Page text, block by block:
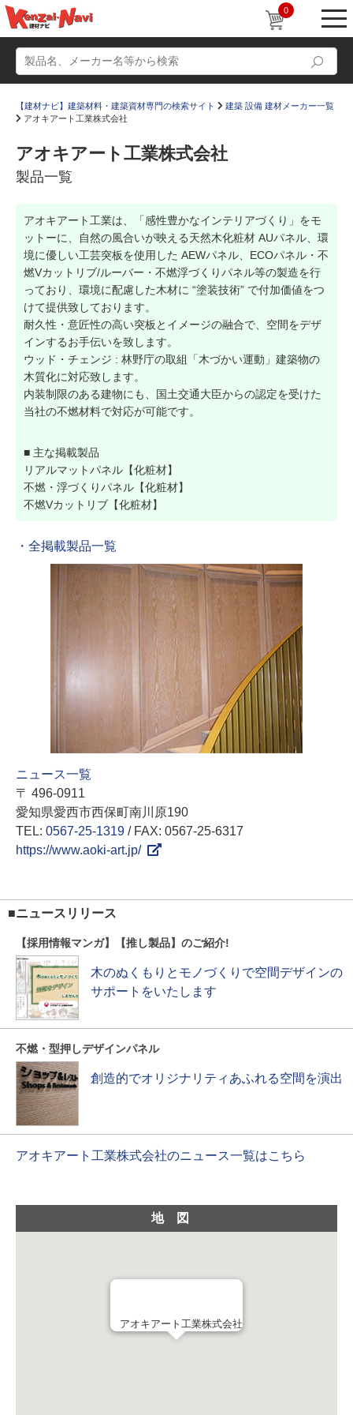
0
かたなび コラム
すまいリング 設計士インタビュー
Q＆A 販売・施工代理店募集
お気に入り
【建材ナビ】建築材料・建築資材専門の検索サイト
建築 設備 建材メーカー一覧
アオキアート工業株式会社
アオキアート工業株式会社
製品一覧
アオキアート工業は、「感性豊かなインテリアづくり」をモ
ットーに、自然の風合いが映える天然木化粧材 AUパネル、環
境に優しい工芸突板を使用した AEWパネル、ECOパネル・不
燃Vカットリブ/ルーバー・不燃浮づくりパネル等の製造を行
っており、環境に配慮した木材に “塗装技術” で付加価値をつ
けて提供致しております。
耐久性・意匠性の高い突板とイメージの融合で、空間をデザ
インするお手伝いを致します。
ウッド・チェンジ : 林野庁の取組「木づかい運動」建築物の
木質化に対応致します。
内装制限のある建物にも、国土交通大臣からの認定を受けた
当社の不燃材料で対応が可能です。
■ 主な掲載製品
リアルマットパネル【化粧材】
不燃・浮づくりパネル【化粧材】
不燃Vカットリブ【化粧材】
・全掲載製品一覧
ニュース一覧
〒 496-0911
愛知県愛西市西保町南川原190
TEL: 0567-25-1319 / FAX: 0567-25-6317
https://www.aoki-art.jp/
■ニュースリリース
【採用情報マンガ】【推し製品】のご紹介!
木のぬくもりとモノづくりで空間デザインの
サポートをいたします
不燃・型押しデザインパネル
創造的でオリジナリティあふれる空間を演出
アオキアート工業株式会社のニュース一覧はこちら
地図
アオキアート工業株式会社